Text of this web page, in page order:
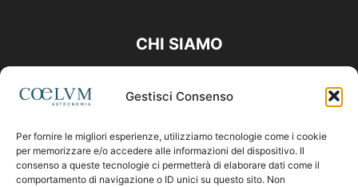
Gestisci Consenso
Per fornire le migliori esperienze, utilizziamo tecnologie come i cookie
per memorizzare e/o accedere alle informazioni del dispositivo. Il
consenso a queste tecnologie ci permetterà di elaborare dati come il
comportamento di navigazione o ID unici su questo sito. Non
CHI SIAMO
Contattaci:coelumastro@coelum.com
SEGUICI